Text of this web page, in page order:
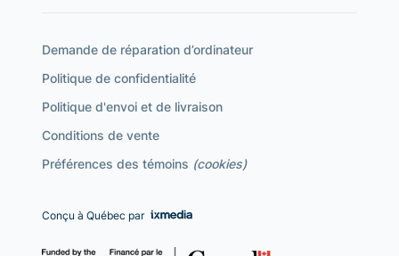
Demande de réparation d’ordinateur
Politique de confidentialité
Politique d'envoi et de livraison
Conditions de vente
Préférences des témoins (cookies)
Conçu à Québec par